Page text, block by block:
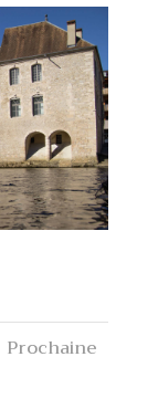
Prochaine